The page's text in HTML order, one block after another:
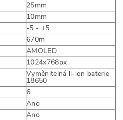
25mm
10mm
-5 - +5
670m
AMOLED
1024x768px
Vyměnitelná li-ion baterie
18650
6
Ano
Ano